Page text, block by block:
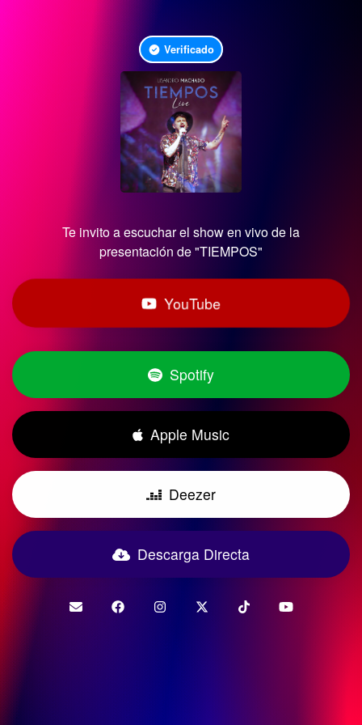
Verificado
Te invito a escuchar el show en vivo de la
presentación de "TIEMPOS"
Spotify
Apple Music
Deezer
Descarga Directa